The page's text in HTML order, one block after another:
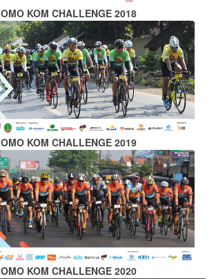
KOM CHALLENGE 2018
KOM CHALLENGE 2019
KOM CHALLENGE 2020